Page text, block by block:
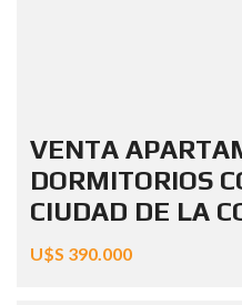
VENTA
DORMITORIOS
CIUDAD DE LA
U$S 390.000